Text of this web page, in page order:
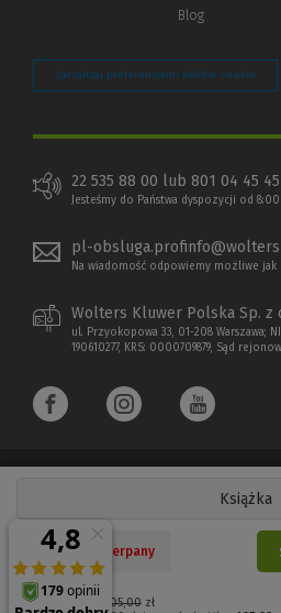
Książka
Cena regularna: 105,00zł
Nakład wyczerpany
Blog
Zarządzaj preferencjami plików cookie
22 535 88 00 lub 801 04 45 45
Jesteśmy do Państwa dyspozycji od
pl-
Na wiadomość odpowiemy możliwe jak
Wolters Kluwer Polska Sp. z
ul. Przyokopowa 33, 01-208 Warszawa;
190610277, KRS: 0000709879, Sąd
Copyright 1997 - 2026 Wolters Kluwer
Płatności elektroniczne
(Nowe
(Link